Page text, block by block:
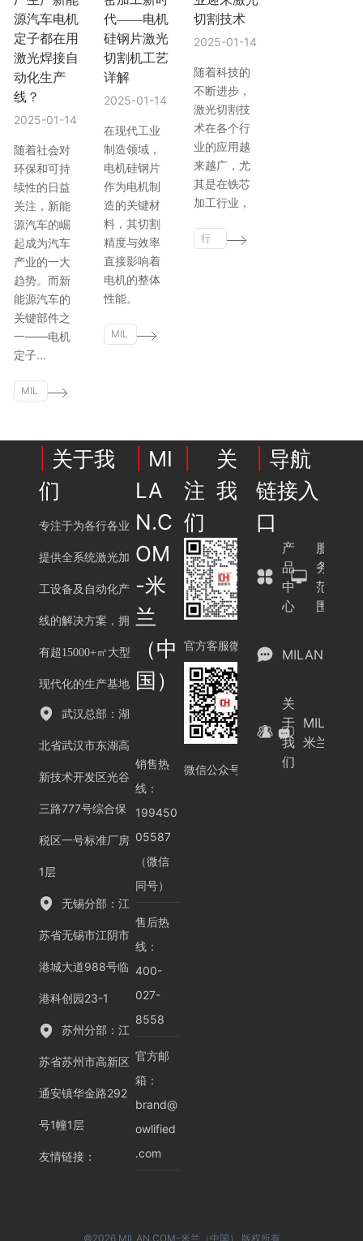
源汽车电机
定子都在用
激光焊接自
动化生产
线？
2025-01-14
随着社会对
环保和可持
续性的日益
关注，新能
源汽车的崛
起成为汽车
产业的一大
趋势。而新
能源汽车的
关键部件之
一——电机
定子...
MIL
代——电机
硅钢片激光
切割机工艺
详解
2025-01-14
在现代工业
制造领域，
电机硅钢片
作为电机制
造的关键材
料，其切割
精度与效率
直接影响着
电机的整体
性能。
MIL
切割技术
2025-01-14
随着科技的
不断进步，
激光切割技
术在各个行
业的应用越
来越广，尤
其是在铁芯
加工行业，
行
关于我
们
专注于为各行各业
提供全系统激光加
工设备及自动化产
线的解决方案，拥
有超15000+㎡大型
现代化的生产基地
武汉总部：湖
北省武汉市东湖高
新技术开发区光谷
三路777号综合保
税区一号标准厂房
1层
无锡分部：江
苏省无锡市江阴市
港城大道988号临
港科创园23-1
苏州分部：江
苏省苏州市高新区
通安镇华金路292
号1幢1层
友情链接：
MI
LA
N.C
OM
-米
兰
（中
国）
销售热
线：
199450
05587
（微信
同号）
售后热
线：
400-
027-
8558
官方邮
箱：
brand@
owlified
.com
关
注我
们
官方客服微信
微信公众号
导航
链接入
口
产
品
中
心
服
务
范
围
MILAN.COM
关
于
我
们
米兰（中
©2026 MILAN.COM-米兰（中国） 版权所有